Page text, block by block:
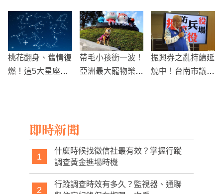
同連署終止殘忍皮
草交易！
桃花翻身、舊情復
燃！這5大星座愛
帶毛小孩衝一波！
亞洲最大寵物樂園
振興券之亂持續延
燒中！台南市議員
即時新聞
1
什麼時候找徵信社最有效？掌握行蹤
調查黃金進場時機
2
行蹤調查時效有多久？監視器、通聯